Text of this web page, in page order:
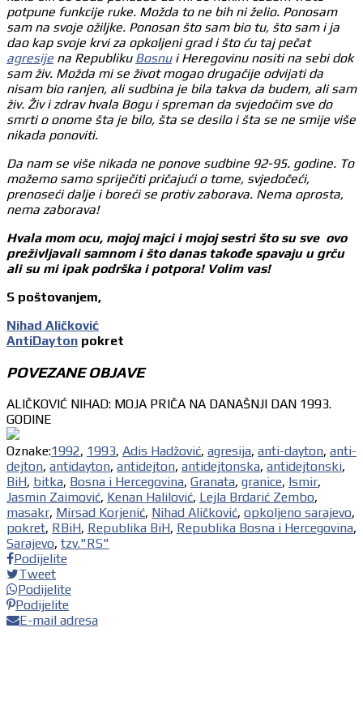
potpune funkcije ruke. Možda to ne bih ni želio. Ponosam
sam na svoje ožiljke. Ponosan što sam bio tu, što sam i ja
dao kap svoje krvi za opkoljeni grad i što ću taj pečat
agresije na Republiku Bosnui Heregovinu nositi na sebi dok
sam živ. Možda mi se život mogao drugačije odvijati da
nisam bio ranjen, ali sudbina je bila takva da budem, ali sam
živ. Živ i zdrav hvala Bogu i spreman da svjedočim sve do
smrti o onome šta je bilo, šta se desilo i šta se ne smije više
nikada ponoviti.
Da nam se više nikada ne ponove sudbine 92-95. godine. To
možemo samo spriječiti pričajući o tome, svjedočeći,
prenoseći dalje i boreći se protiv zaborava. Nema oprosta,
nema zaborava!
Hvala mom ocu, mojoj majci i mojoj sestri što su sve ovo
preživljavali samnom i što danas takođe spavaju u grču
ali su mi ipak podrška i potpora! Volim vas!
S poštovanjem,
Nihad Aličković
AntiDayton pokret
POVEZANE OBJAVE
ALIČKOVIĆ NIHAD: MOJA PRIČA NA DANAŠNJI DAN 1993.
GODINE
Oznake:1992, 1993, Adis Hadžović, agresija, anti-dayton, anti-
dejton, antidayton, antidejton, antidejtonska, antidejtonski,
BiH, bitka, Bosna i Hercegovina, Granata, granice, Ismir,
Jasmin Zaimović, Kenan Halilović, Lejla Brdarić Zembo,
masakr, Mirsad Korjenić, Nihad Aličković, opkoljeno sarajevo,
pokret, RBiH, Republika BiH, Republika Bosna i Hercegovina,
Sarajevo, tzv."RS"
Podijelite
Tweet
Podijelite
Podijelite
E-mail adresa